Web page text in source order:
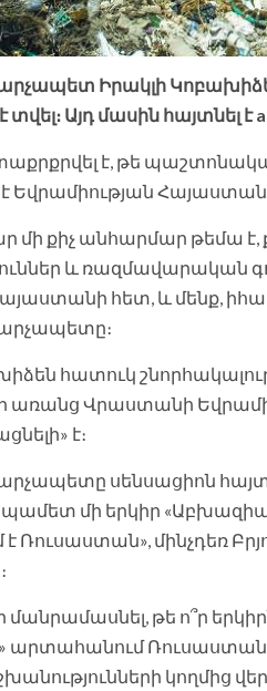
Իրակլի
տվել։ Այդ մասին հայտնել
է, թե պաշտոնական
Եվրամիության
մի քիչ անհարմար թեմա է,
և ռազմավարական
հետ, և մենք,
հատուկ
առանց Վրաստանի
է։
սենսացիոն
մի երկիր
Ռուսաստան», մինչդեռ
մանրամասնել, թե ո՞ր
Ռուսաստան,
կողմից